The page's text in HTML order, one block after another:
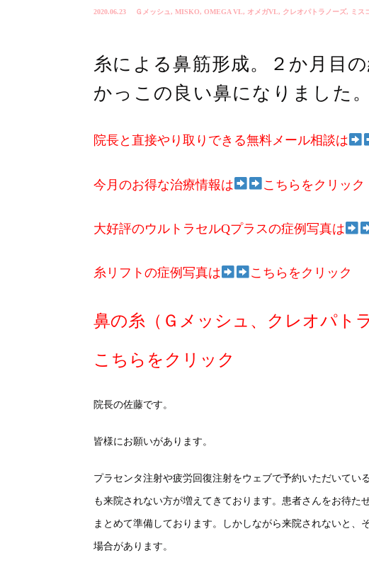
2020.06.23 Ｇメッシュ , MISKO, OMEGA VL, オメガVL, クレオパトラノーズ, ミス
糸による鼻筋形成。２か月目
かっこの良い鼻になりました。
院長と直接やり取りできる無料メール相談は
今月のお得な治療情報は こちらをクリック
大好評のウルトラセルQプラスの症例写真は
糸リフトの症例写真は こちらをクリック
鼻の糸（Ｇメッシュ、クレオパト
こちらをクリック
院長の佐藤です。
皆様にお願いがあります。
プラセンタ注射や疲労回復注射をウェブで予約いただいてい
も来院されない方が増えてきております。患者さんをお待た
まとめて準備しております。しかしながら来院されないと、
場合があります。